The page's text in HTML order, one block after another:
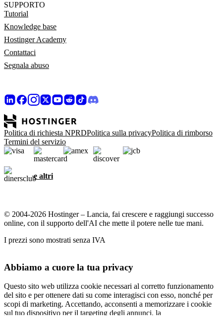
SUPPORTO
Tutorial
Knowledge base
Hostinger Academy
Contattaci
Segnala abuso
Politica di richiesta NPRDPolitica sulla privacyPolitica di rimborso
Termini del servizio
e altri
© 2004-2026 Hostinger – Lancia, fai crescere e raggiungi successo
online, con il supporto dell'AI che mette il potere nelle tue mani.
I prezzi sono mostrati senza IVA
Abbiamo a cuore la tua privacy
Questo sito web utilizza cookie necessari al corretto funzionamento
del sito e per ottenere dati su come interagisci con esso, nonché per
scopi di marketing. Accettando, acconsenti a memorizzare i cookie
sul tuo dispositivo per il targeting degli annunci, la